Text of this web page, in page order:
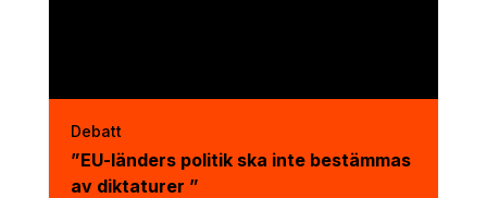
Debatt
”EU-länders politik ska inte bestämmas
av diktaturer ”